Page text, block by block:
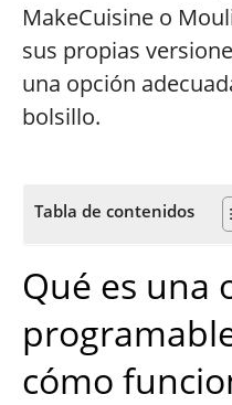
MakeCuisine o
sus propias
una opción
bolsillo.
Tabla de contenidos
Qué es una
cómo